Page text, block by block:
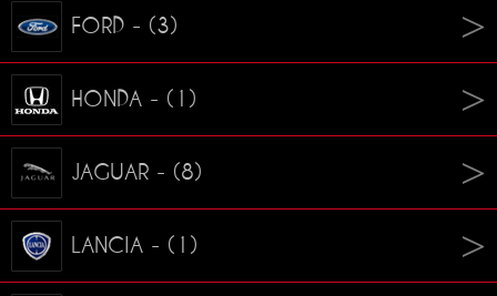
FORD - (3)
HONDA - (1)
JAGUAR - (8)
LANCIA - (1)